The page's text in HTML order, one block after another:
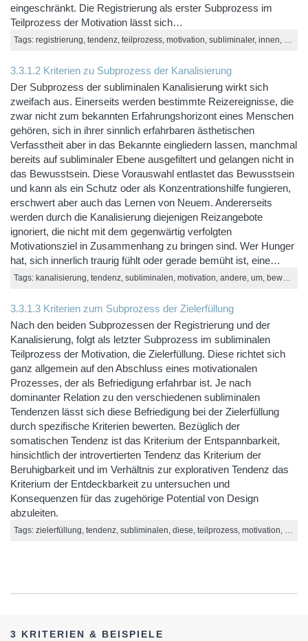
eingeschränkt. Die Registrierung als erster Subprozess im
Teilprozess der Motivation lässt sich…
Tags: registrierung, tendenz, teilprozess, motivation, subliminaler, innen, aktivität
3.3.1.2 Kriterien zu Subprozess der Kanalisierung
Der Subprozess der subliminalen Kanalisierung wirkt sich
zweifach aus. Einerseits werden bestimmte Reizereignisse, die
zwar nicht zum bekannten Erfahrungshorizont eines Menschen
gehören, sich in ihrer sinnlich erfahrbaren ästhetischen
Verfasstheit aber in das Bekannte eingliedern lassen, manchmal
bereits auf subliminaler Ebene ausgefiltert und gelangen nicht in
das Bewusstsein. Diese Vorauswahl entlastet das Bewusstsein
und kann als ein Schutz oder als Konzentrationshilfe fungieren,
erschwert aber auch das Lernen von Neuem. Andererseits
werden durch die Kanalisierung diejenigen Reizangebote
ignoriert, die nicht mit dem gegenwärtig verfolgten
Motivationsziel in Zusammenhang zu bringen sind. Wer Hunger
hat, sich innerlich traurig fühlt oder gerade bemüht ist, eine…
Tags: kanalisierung, tendenz, subliminalen, motivation, andere, um, bewusst, subliminaler, bereits, ebene
3.3.1.3 Kriterien zum Subprozess der Zielerfüllung
Nach den beiden Subprozessen der Registrierung und der
Kanalisierung, folgt als letzter Subprozess im subliminalen
Teilprozess der Motivation, die Zielerfüllung. Diese richtet sich
ganz allgemein auf den Abschluss eines motivationalen
Prozesses, der als Befriedigung erfahrbar ist. Je nach
dominanter Relation zu den verschiedenen subliminalen
Tendenzen lässt sich diese Befriedigung bei der Zielerfüllung
durch spezifische Kriterien bewerten. Bezüglich der
somatischen Tendenz ist das Kriterium der Entspannbarkeit,
hinsichtlich der introvertierten Tendenz das Kriterium der
Beruhigbarkeit und im Verhältnis zur explorativen Tendenz das
Kriterium der Entdeckbarkeit zu untersuchen und
Konsequenzen für das zugehörige Potential von Design
abzuleiten.
Tags: zielerfüllung, tendenz, subliminalen, diese, teilprozess, motivation, kanalisierung, registrierung, je
3 KRITERIEN & BEISPIELE